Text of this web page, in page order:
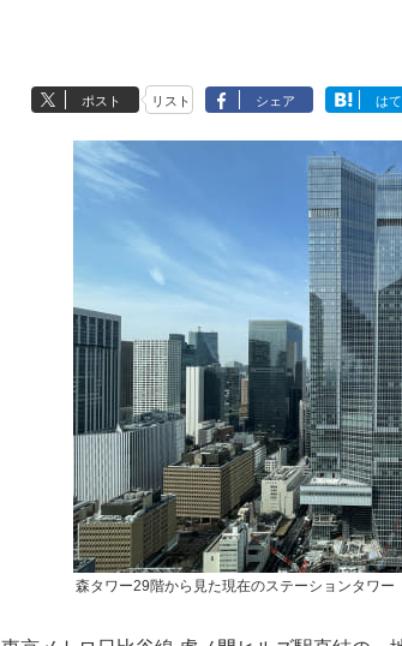
ポスト リスト シェア は
森タワー29階から見た現在のステーションタワー